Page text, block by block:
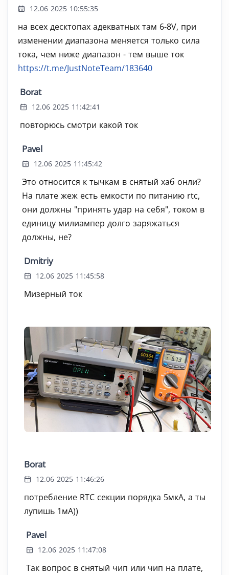
12.06 2025 10:55:35
на всех десктопах адекватных там 6-8V, при
изменении диапазона меняется только сила
тока, чем ниже диапазон - тем выше ток
https://t.me/JustNoteTeam/183640
Borat
12.06 2025 11:42:41
повторюсь смотри какой ток
Pavel
12.06 2025 11:45:42
Это относится к тычкам в снятый хаб онли?
На плате жеж есть емкости по питанию rtc,
они должны "принять удар на себя", током в
единицу милиампер долго заряжаться
должны, не?
Dmitriy
12.06 2025 11:45:58
Мизерный ток
Borat
12.06 2025 11:46:26
потребление RTC секции порядка 5мкА, а ты
лупишь 1мА))
Pavel
12.06 2025 11:47:08
Так вопрос в снятый чип или чип на плате,